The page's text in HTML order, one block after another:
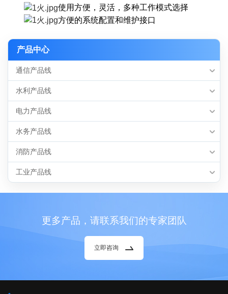
使用方便，灵活，多种工作模式选择
方便的系统配置和维护接口
产品中心
通信产品线
水利产品线
电力产品线
水务产品线
消防产品线
工业产品线
更多产品，请联系我们的专家团队
立即咨询